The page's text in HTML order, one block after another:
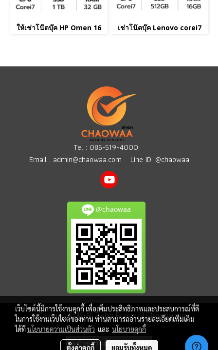
ให้เช่าโน๊ตบุ๊ค HP Omen 16 เช่าโน๊ตบุ๊ค Lenovo corei7
Tel : 085-519-4000
Email : admin@chaowaa.com Line ID: @chaowaa
@chaowaa
© Copyright 2019 All Rights Reserved Chaowaa.com
ผู้เข้าชมวันนี้ 699
เว็บไซต์นี้มีการใช้งานคุกกี้ เพื่อเพิ่มประสิทธิภาพและประสบการณ์ที่ดี
ในการใช้งานเว็บไซต์ของท่าน ท่านสามารถอ่านรายละเอียดเพิ่มเติม
ได้ที่นโยบายความเป็นส่วนตัว และ นโยบายคุกกี้
ตั้งค่าคุกกี้ ยอมรับทั้งหมด